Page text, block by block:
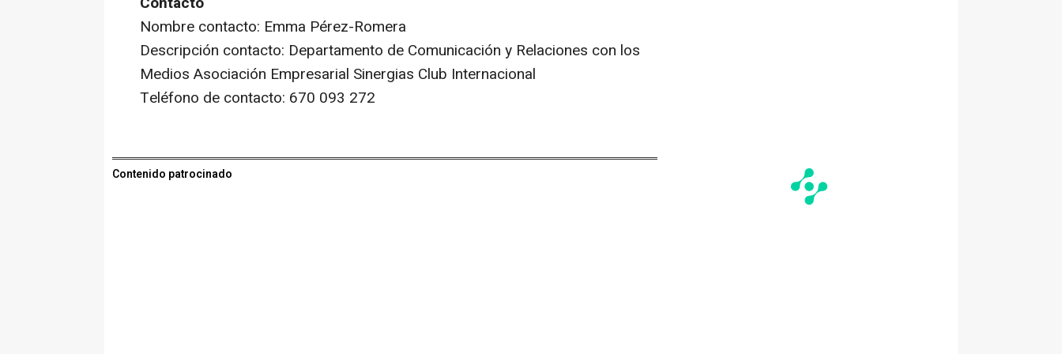
Nombre contacto: Emma Pérez-Romera
Descripción contacto: Departamento de Comunicación y Relaciones con los
Medios Asociación Empresarial Sinergias Club Internacional
Teléfono de contacto: 670 093 272
Contenido patrocinado